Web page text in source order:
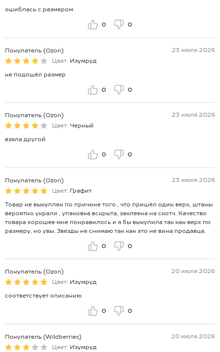
ошиблась с размером
0 0
Покупатель (Ozon)
23 июля 2026
Цвет: Изумруд
не подошёл размер
0 0
Покупатель (Ozon)
23 июля 2026
Цвет: Черный
взяла другой
0 0
Покупатель (Ozon)
23 июля 2026
Цвет: Графит
Товар не выкуплен по причине того , что пришёл один верх, штаны
вероятно украли , упаковка вскрыта, заклеена на скотч. Качество
товара хорошее мне понравилось и я бы выкупила так как верх по
размеру, но увы. Звезды не снимаю так как это не вина продавца.
0 0
Покупатель (Ozon)
20 июля 2026
Цвет: Изумруд
соответствует описанию
0 0
Покупатель (Wildberries)
20 июля 2026
Цвет: Изумруд